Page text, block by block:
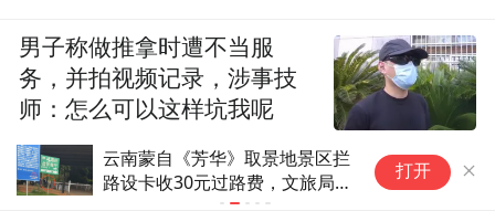
云南蒙自《芳华》取景地景区拦
路设卡收30元过路费，文旅局
回应：正研究优化方案
【自治区第
统聚焦赛事
打开
男子称做推拿时遭不当服
务，并拍视频记录，涉事技
师：怎么可以这样坑我呢
锦观新闻